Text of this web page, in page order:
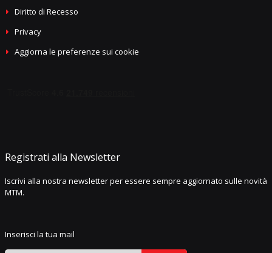
Diritto di Recesso
Privacy
Aggiorna le preferenze sui cookie
Registrati alla Newsletter
Iscrivi alla nostra newsletter per essere sempre aggiornato sulle novità
MTM.
Inserisci la tua mail